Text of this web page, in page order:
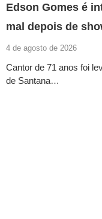
Edson Gomes é
mal depois de
4 de agosto de 2026
Cantor de 71 anos foi
de Santana…